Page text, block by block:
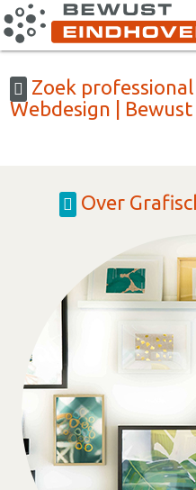
Zoek
Webdesign |
Over